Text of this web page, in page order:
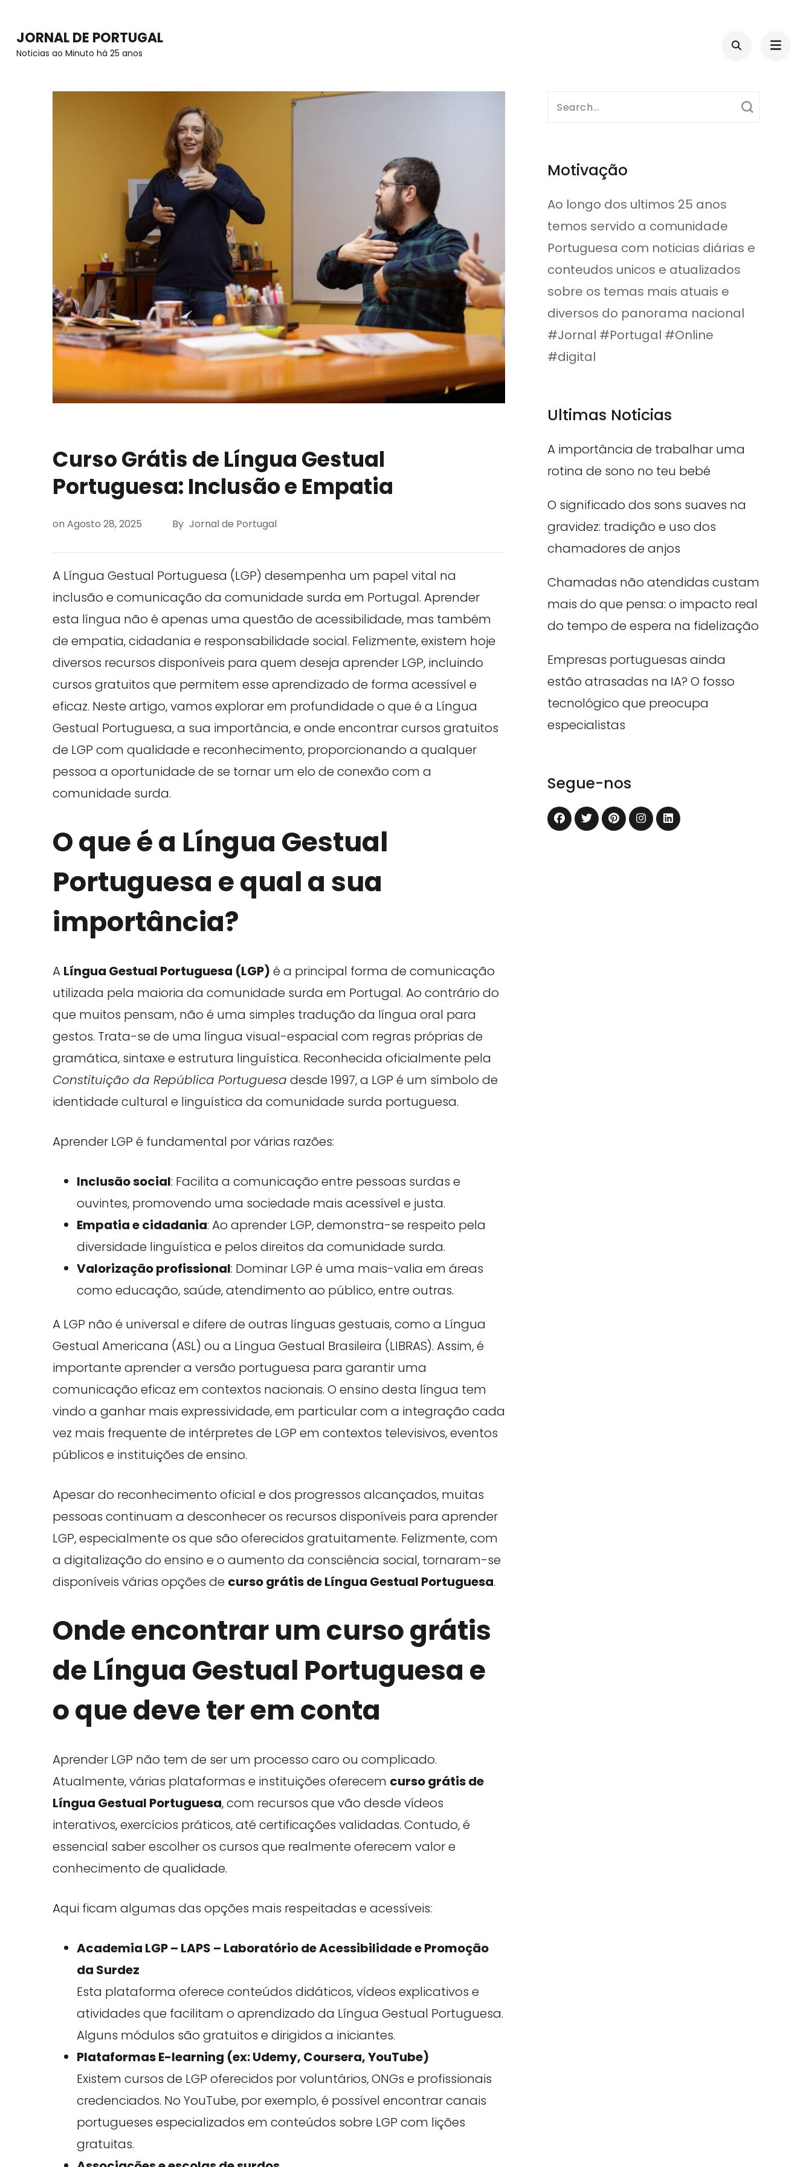
content
JORNAL DE PORTUGAL
Noticias ao Minuto há 25 anos
Curso Grátis de Língua Gestual
Portuguesa: Inclusão e Empatia
on Agosto 28, 2025 By Jornal de Portugal
A Língua Gestual Portuguesa (LGP) desempenha um papel vital na
inclusão e comunicação da comunidade surda em Portugal. Aprender
esta língua não é apenas uma questão de acessibilidade, mas também
de empatia, cidadania e responsabilidade social. Felizmente, existem hoje
diversos recursos disponíveis para quem deseja aprender LGP, incluindo
cursos gratuitos que permitem esse aprendizado de forma acessível e
eficaz. Neste artigo, vamos explorar em profundidade o que é a Língua
Gestual Portuguesa, a sua importância, e onde encontrar cursos gratuitos
de LGP com qualidade e reconhecimento, proporcionando a qualquer
pessoa a oportunidade de se tornar um elo de conexão com a
comunidade surda.
O que é a Língua Gestual
Portuguesa e qual a sua
importância?
A Língua Gestual Portuguesa (LGP) é a principal forma de comunicação
utilizada pela maioria da comunidade surda em Portugal. Ao contrário do
que muitos pensam, não é uma simples tradução da língua oral para
gestos. Trata-se de uma língua visual-espacial com regras próprias de
gramática, sintaxe e estrutura linguística. Reconhecida oficialmente pela
Constituição da República Portuguesa desde 1997, a LGP é um símbolo de
identidade cultural e linguística da comunidade surda portuguesa.
Aprender LGP é fundamental por várias razões:
Inclusão social: Facilita a comunicação entre pessoas surdas e
ouvintes, promovendo uma sociedade mais acessível e justa.
Empatia e cidadania: Ao aprender LGP, demonstra-se respeito pela
diversidade linguística e pelos direitos da comunidade surda.
Valorização profissional: Dominar LGP é uma mais-valia em áreas
como educação, saúde, atendimento ao público, entre outras.
A LGP não é universal e difere de outras línguas gestuais, como a Língua
Gestual Americana (ASL) ou a Língua Gestual Brasileira (LIBRAS). Assim, é
importante aprender a versão portuguesa para garantir uma
comunicação eficaz em contextos nacionais. O ensino desta língua tem
vindo a ganhar mais expressividade, em particular com a integração cada
vez mais frequente de intérpretes de LGP em contextos televisivos, eventos
públicos e instituições de ensino.
Apesar do reconhecimento oficial e dos progressos alcançados, muitas
pessoas continuam a desconhecer os recursos disponíveis para aprender
LGP, especialmente os que são oferecidos gratuitamente. Felizmente, com
a digitalização do ensino e o aumento da consciência social, tornaram-se
disponíveis várias opções de curso grátis de Língua Gestual Portuguesa.
Onde encontrar um curso grátis
de Língua Gestual Portuguesa e
o que deve ter em conta
Aprender LGP não tem de ser um processo caro ou complicado.
Atualmente, várias plataformas e instituições oferecem curso grátis de
Língua Gestual Portuguesa, com recursos que vão desde vídeos
interativos, exercícios práticos, até certificações validadas. Contudo, é
essencial saber escolher os cursos que realmente oferecem valor e
conhecimento de qualidade.
Aqui ficam algumas das opções mais respeitadas e acessíveis:
Academia LGP – LAPS – Laboratório de Acessibilidade e Promoção
da Surdez
Esta plataforma oferece conteúdos didáticos, vídeos explicativos e
atividades que facilitam o aprendizado da Língua Gestual Portuguesa.
Alguns módulos são gratuitos e dirigidos a iniciantes.
Plataformas E-learning (ex: Udemy, Coursera, YouTube)
Existem cursos de LGP oferecidos por voluntários, ONGs e profissionais
credenciados. No YouTube, por exemplo, é possível encontrar canais
portugueses especializados em conteúdos sobre LGP com lições
gratuitas.
Search
Motivação
Ao longo dos ultimos 25 anos
temos servido a comunidade
Portuguesa com noticias diárias e
conteudos unicos e atualizados
sobre os temas mais atuais e
diversos do panorama nacional
#Jornal #Portugal #Online
#digital
Ultimas Noticias
A importância de trabalhar uma
rotina de sono no teu bebé
O significado dos sons suaves na
gravidez: tradição e uso dos
chamadores de anjos
Chamadas não atendidas custam
mais do que pensa: o impacto real
do tempo de espera na fidelização
Empresas portuguesas ainda
estão atrasadas na IA? O fosso
tecnológico que preocupa
especialistas
Segue-nos